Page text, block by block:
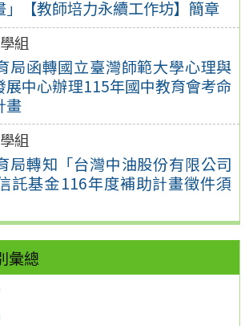
」【教師培力永續工作坊】簡章
組
局函轉國立臺灣師範大學心理與
展中心辦理115年國中教育會考命
畫
組
局轉知「台灣中油股份有限公司
託基金116年度補助計畫徵件須
彙總